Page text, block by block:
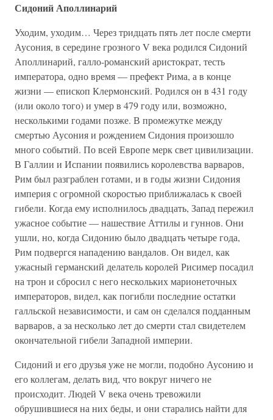
Сидоний Аполлинарий
Уходим, уходим… Через тридцать пять лет после смерти
Аусония, в середине грозного V века родился Сидоний
Аполлинарий, галло-романский аристократ, тесть
императора, одно время — префект Рима, а в конце
жизни — епископ Клермонский. Родился он в 431 году
(или около того) и умер в 479 году или, возможно,
несколькими годами позже. В промежутке между
смертью Аусония и рождением Сидония произошло
много событий. По всей Европе мерк свет цивилизации.
В Галлии и Испании появились королевства варваров,
Рим был разграблен готами, и в годы жизни Сидония
империя с огромной скоростью приближалась к своей
гибели. Когда ему исполнилось двадцать, Запад пережил
ужасное событие — нашествие Аттилы и гуннов. Они
ушли, но, когда Сидонию было двадцать четыре года,
Рим подвергся нападению вандалов. Он видел, как
ужасный германский делатель королей Рисимер посадил
на трон и сбросил с него нескольких марионеточных
императоров, видел, как погибли последние остатки
галльской независимости, и сам он сделался подданным
варваров, а за несколько лет до смерти стал свидетелем
окончательной гибели Западной империи.
Сидоний и его друзья уже не могли, подобно Аусонию и
его коллегам, делать вид, что вокруг ничего не
происходит. Людей V века очень тревожили
обрушившиеся на них беды, и они старались найти для